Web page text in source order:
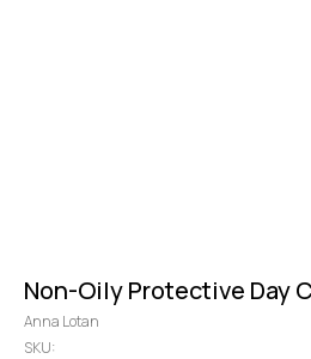
Non-Oily Protective Day
Anna Lotan
SKU: